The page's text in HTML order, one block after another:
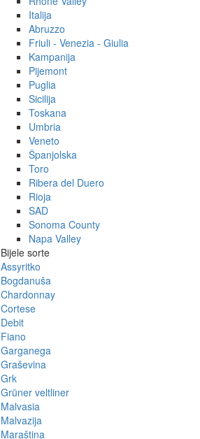
Italija
Abruzzo
Friuli - Venezia - Giulia
Kampanija
Pijemont
Puglia
Sicilija
Toskana
Umbria
Veneto
Španjolska
Toro
Ribera del Duero
Rioja
SAD
Sonoma County
Napa Valley
Bijele sorte
Assyritko
Bogdanuša
Chardonnay
Cortese
Debit
Fiano
Garganega
Graševina
Grk
Grüner veltliner
Malvasia
Malvazija
Maraština